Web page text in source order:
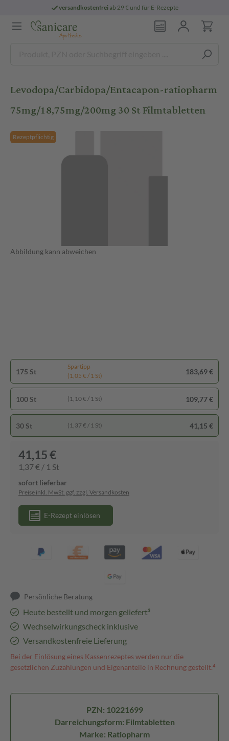
versandkostenfreiab 29 € und für E-Rezepte
Levodopa/Carbidopa/Entacapon-ratiopharm
75mg/18,75mg/200mg 30 St Filmtabletten
Rezeptpflichtig
Abbildung kann abweichen
175 St
Spartipp
(1,05 € / 1 St)
183,69 €
100 St (1,10 € / 1 St) 109,77 €
30 St (1,37 € / 1 St) 41,15 €
41,15 €
1,37 € / 1 St
sofort lieferbar
Preise inkl. MwSt. ggf. zzgl. Versandkosten
E-Rezept einlösen
Persönliche Beratung
Heute bestellt und morgen geliefert³
Wechselwirkungscheck inklusive
Versandkostenfreie Lieferung
Bei der Einlösung eines Kassenrezeptes werden nur die
gesetzlichen Zuzahlungen und Eigenanteile in Rechnung gestellt.⁴
PZN: 10221699
Darreichungsform: Filmtabletten
Marke: Ratiopharm